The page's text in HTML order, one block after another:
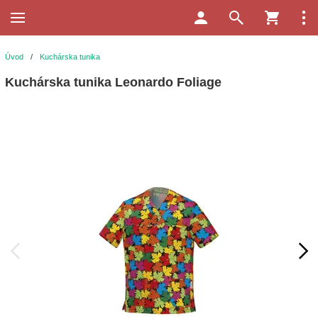
Úvod / Kuchárska tunika
Kuchárska tunika Leonardo Foliage